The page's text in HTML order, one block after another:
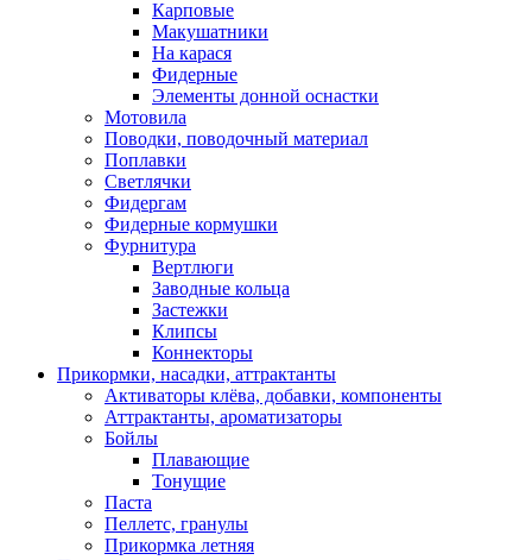
Карповые
Макушатники
На карася
Фидерные
Элементы донной оснастки
Мотовила
Поводки, поводочный материал
Поплавки
Светлячки
Фидергам
Фидерные кормушки
Фурнитура
Вертлюги
Заводные кольца
Застежки
Клипсы
Коннекторы
Прикормки, насадки, аттрактанты
Активаторы клёва, добавки, компоненты
Аттрактанты, ароматизаторы
Бойлы
Плавающие
Тонущие
Паста
Пеллетс, гранулы
Прикормка летняя